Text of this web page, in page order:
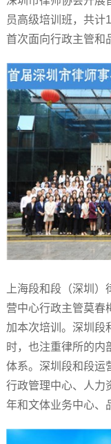
员高级培训班，共计
首次面向行政主管和
上海段和段（深圳
营中心行政主管莫春
加本次培训。深圳段
时，也注重律所的内
体系。深圳段和段运
行政管理中心、人力
年和文体业务中心、